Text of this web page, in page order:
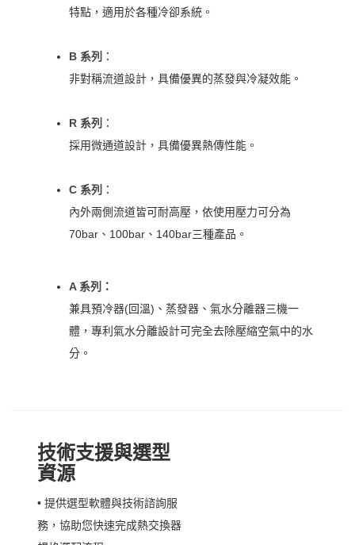
特點，適用於各種冷卻系統。
B 系列
：
非對稱流道設計，具備優異的蒸發與冷凝效能。
R 系列
：
採用微通道設計，具備優異熱傳性能。
C 系列
：
內外兩側流道皆可耐高壓，依使用壓力可分為
70bar、100bar、140bar三種產品。
A 系列
：
兼具預冷器(回溫)、蒸發器、氣水分離器三機一
體，專利氣水分離設計可完全去除壓縮空氣中的水
分。
技術支援與選型
資源
• 提供選型軟體與技術諮詢服
務，協助您快速完成熱交換器